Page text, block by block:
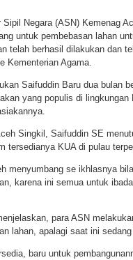
Negara (ASN) Kemenag
untuk pembebasan lahan
telah berhasil dilakukan dan
Kementerian Agama.
Saifuddin Baru dua bulan
yang populis di
Singkil, Saifuddin SE
tersedianya KUA di pulau
menyumbang se ikhlasnya
karena ini semua untuk
para ASN
lahan, apalagi saat ini sedang
baru untuk